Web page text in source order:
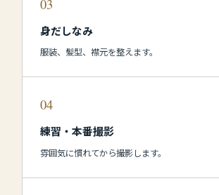
03
身だしなみ
服装、髪型、襟元を整えます。
04
練習・本番撮影
雰囲気に慣れてから撮影します。